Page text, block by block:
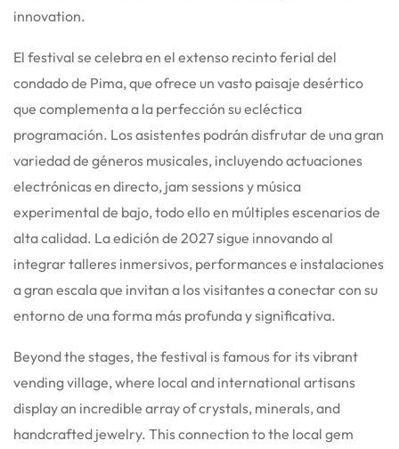
innovation.
El festival se celebra en el extenso recinto ferial del
condado de Pima, que ofrece un vasto paisaje desértico
que complementa a la perfección su ecléctica
programación. Los asistentes podrán disfrutar de una gran
variedad de géneros musicales, incluyendo actuaciones
electrónicas en directo, jam sessions y música
experimental de bajo, todo ello en múltiples escenarios de
alta calidad. La edición de 2027 sigue innovando al
integrar talleres inmersivos, performances e instalaciones
a gran escala que invitan a los visitantes a conectar con su
entorno de una forma más profunda y significativa.
Beyond the stages, the festival is famous for its vibrant
vending village, where local and international artisans
display an incredible array of crystals, minerals, and
handcrafted jewelry. This connection to the local gem